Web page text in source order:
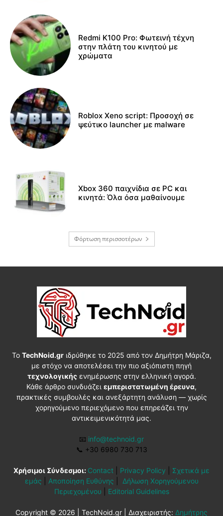
Redmi K100 Pro: Φωτεινή τέχνη
στην πλάτη του κινητού με
χρώματα
Roblox Xeno script: Προσοχή σε
ψεύτικο launcher με malware
Xbox 360 παιχνίδια σε PC και
κινητά: Όλα όσα μαθαίνουμε
Φόρτωση περισσοτέρων
Το TechNoid.grιδρύθηκε το 2025 από τον Δημήτρη Μάριζα,
με στόχο να αποτελέσει την πιο αξιόπιστη πηγή
τεχνολογικήςενημέρωσης στην ελληνική αγορά.
Κάθε άρθρο συνδυάζει εμπεριστατωμένη έρευνα,
πρακτικές συμβουλές και ανεξάρτητη ανάλυση — χωρίς
χορηγούμενο περιεχόμενο που επηρεάζει την
αντικειμενικότητά μας.
📧 info@technoid.gr
📞 +30 6980 730 713
Χρήσιμοι Σύνδεσμοι: Contact Privacy Policy
Σχετικά με
εμάς
Αποποίηση Ευθύνης
Δήλωση Χορηγούμενου
Περιεχομένου
Editorial Guidelines
Copyright © 2026 | TechNoid.gr | Διαχειριστής: Δημήτρης